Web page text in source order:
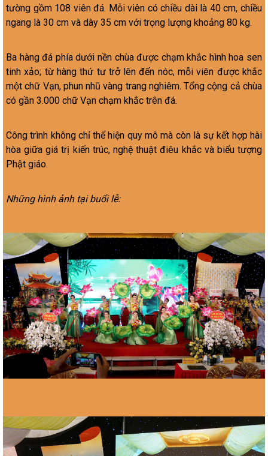
tường gồm 108 viên đá. Mỗi viên có chiều dài là 40 cm, chiều
ngang là 30 cm và dày 35 cm với trọng lượng khoảng 80 kg.
Ba hàng đá phía dưới nền chùa được chạm khắc hình hoa sen
tinh xảo; từ hàng thứ tư trở lên đến nóc, mỗi viên được khắc
một chữ Vạn, phun nhũ vàng trang nghiêm. Tổng cộng cả chùa
có gần 3.000 chữ Vạn chạm khắc trên đá.
Công trình không chỉ thể hiện quy mô mà còn là sự kết hợp hài
hòa giữa giá trị kiến trúc, nghệ thuật điêu khắc và biểu tượng
Phật giáo.
Những hình ảnh tại buổi lễ: